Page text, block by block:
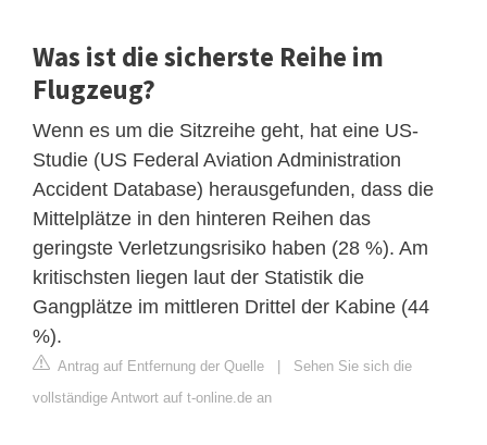
Was ist die sicherste Reihe im
Flugzeug?
Wenn es um die Sitzreihe geht, hat eine US-
Studie (US Federal Aviation Administration
Accident Database) herausgefunden, dass die
Mittelplätze in den hinteren Reihen das
geringste Verletzungsrisiko haben (28 %). Am
kritischsten liegen laut der Statistik die
Gangplätze im mittleren Drittel der Kabine (44
%).
Antrag auf Entfernung der Quelle | Sehen Sie sich die
vollständige Antwort auf t-online.de an